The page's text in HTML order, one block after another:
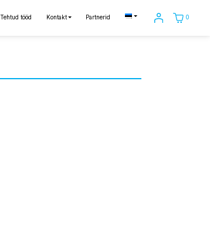
Tehtud tööd Kontakt Partnerid 0